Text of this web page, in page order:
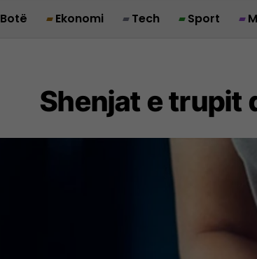
Botë Ekonomi Tech Sport
Shenjat e trupit